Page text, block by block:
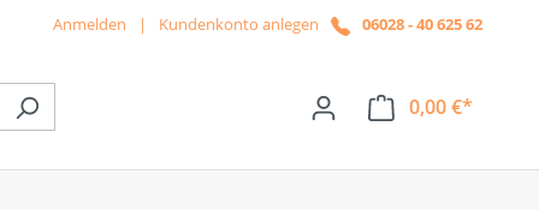
Anmelden | Kundenkonto anlegen 06028 - 40 625 62
0,00 €*
das Dropdown der Kategorie News